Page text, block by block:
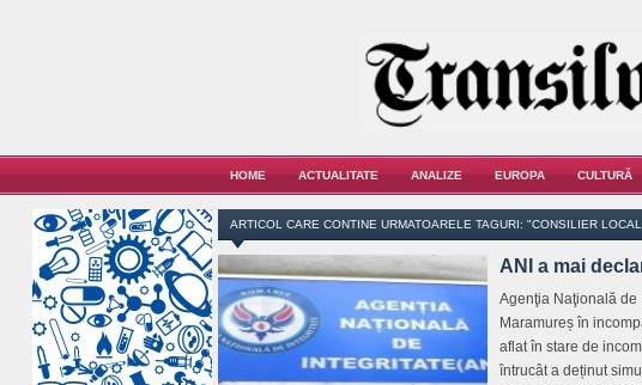
HOME ACTUALITATE ANALIZE EUROPA CULTURĂ
ARTICOL CARE CONTINE URMATOARELE TAGURI: "CONSILIER
ANI a mai
Agenţia Naţională de
Maramureș în
aflat în stare de
întrucât a deținut